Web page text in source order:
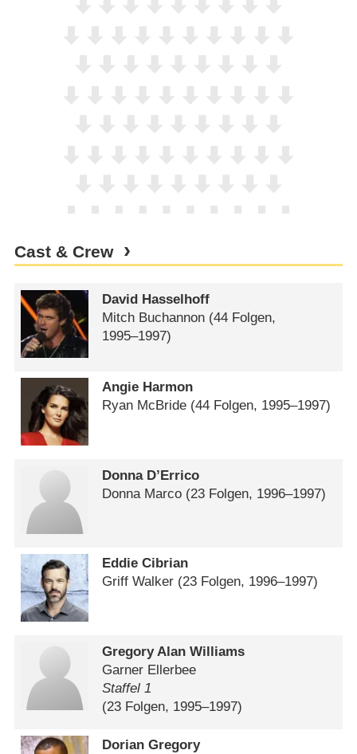
Cast & Crew
David Hasselhoff
Mitch Buchannon (44 Folgen,
1995⁠–⁠1997)
Angie Harmon
Ryan McBride (44 Folgen, 1995⁠–⁠1997)
Donna D’Errico
Donna Marco (23 Folgen, 1996⁠–⁠1997)
Eddie Cibrian
Griff Walker (23 Folgen, 1996⁠–⁠1997)
Gregory Alan Williams
Garner Ellerbee
Staffel 1
(23 Folgen, 1995⁠–⁠1997)
Dorian Gregory